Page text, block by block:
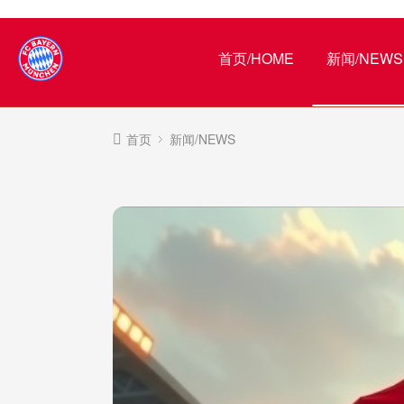
首页/HOME 新闻/NEWS
首页 新闻/NEWS